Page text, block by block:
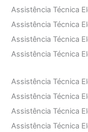
Assistência Técnica
Assistência Técnica
Assistência Técnica
Assistência Técnica
Assistência Técnica
Assistência Técnica
Assistência Técnica
Assistência Técnica